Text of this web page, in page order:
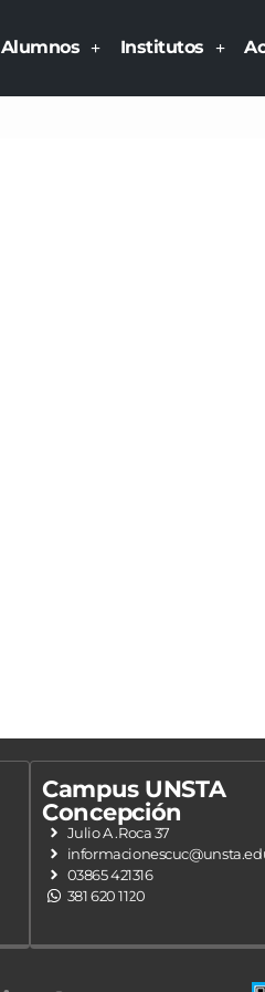
Alumnos Institutos
Campus UNSTA
Concepción
Julio A .Roca 37
03865 421316
381 620 1120